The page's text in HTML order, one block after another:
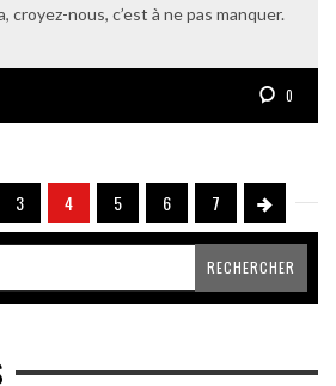
croyez-nous, c’est à ne pas manquer.
0
3 4 5 6 7